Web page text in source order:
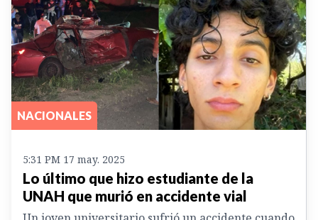
NACIONALES
5:31 PM 17 may. 2025
Lo último que hizo estudiante de la
UNAH que murió en accidente vial